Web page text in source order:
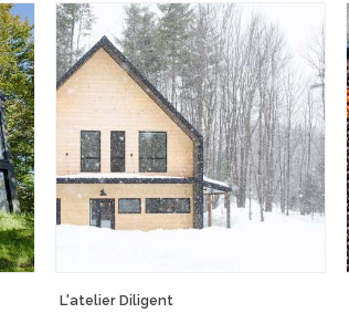
L'atelier Diligent